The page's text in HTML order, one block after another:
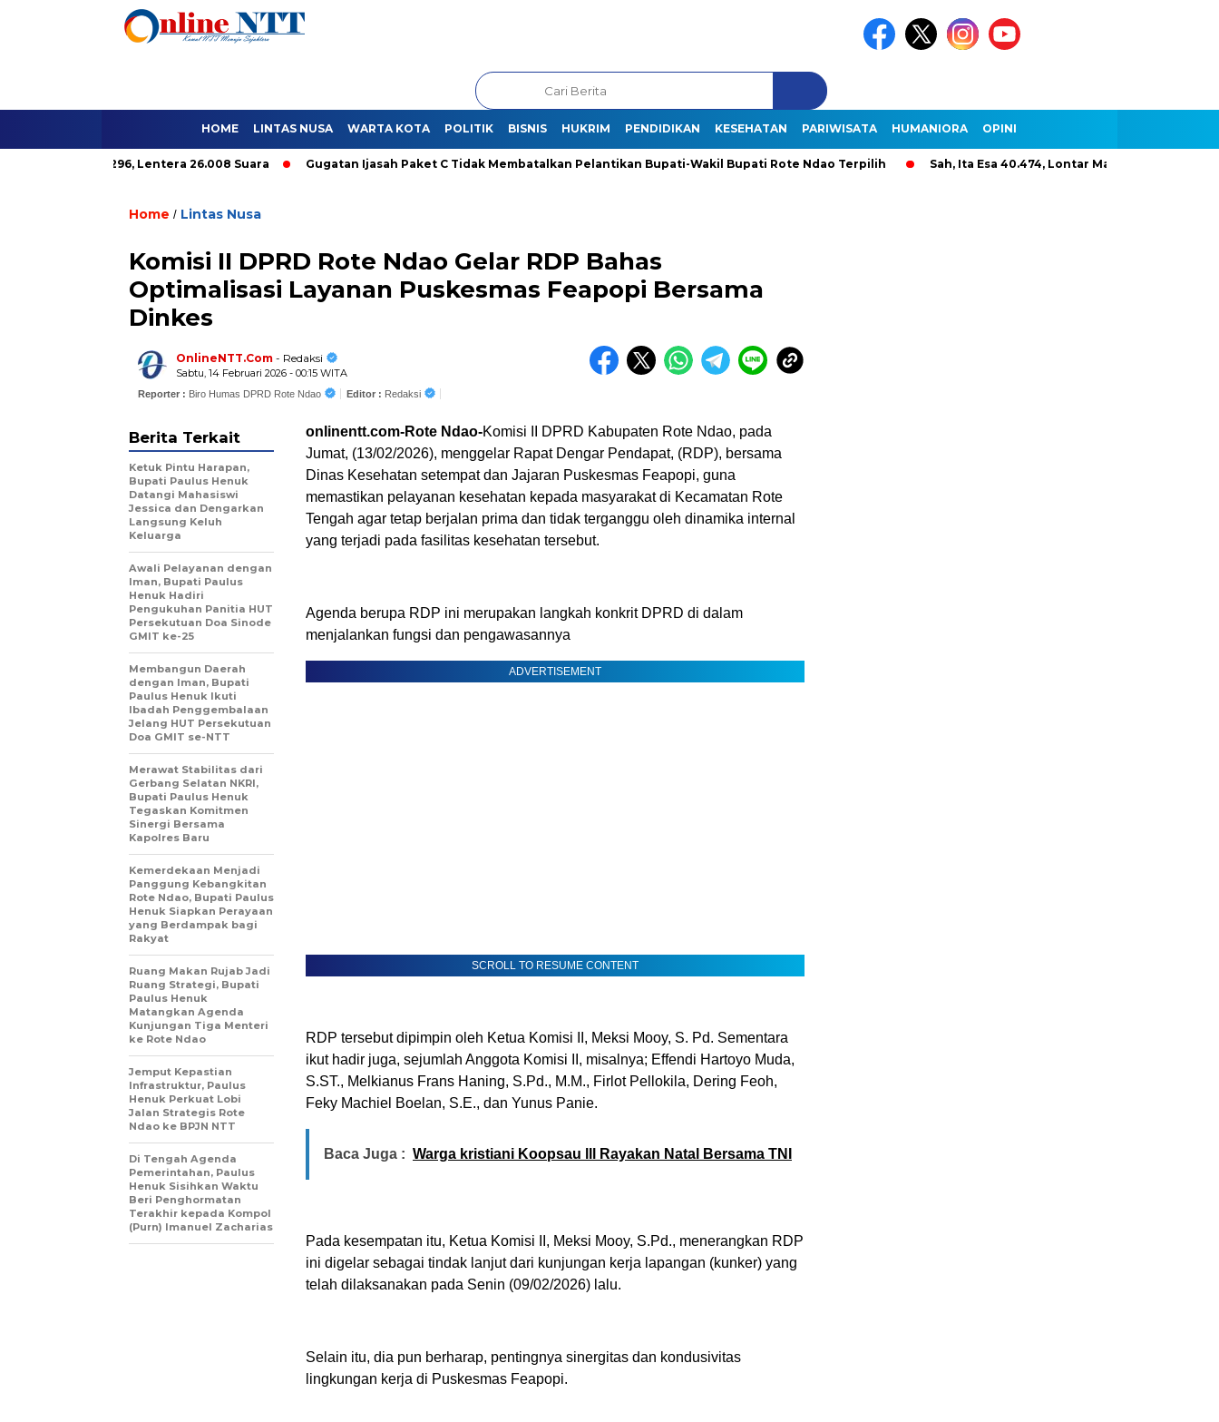
HOME LINTAS NUSA WARTA KOTA POLITIK BISNIS HUKRIM PENDIDIKAN KESEHATAN PARIWISATA HUMANIORA OPINI
Hanya 9.296, Lentera 26.008 Suara Gugatan Ijasah Paket C Tidak Membatalkan Pelantikan Bupati-Wakil Bupati Rote Ndao Terpilih Sah, Ita Esa 40.474, Lontar Malole Hanya 9.296,
Home / Lintas Nusa
Komisi II DPRD Rote Ndao Gelar RDP Bahas
Optimalisasi Layanan Puskesmas Feapopi Bersama
Dinkes
OnlineNTT.Com - Redaksi
Sabtu, 14 Februari 2026 - 00:15 WITA
Reporter : Biro Humas DPRD Rote Ndao Editor : Redaksi
onlinentt.com-Rote Ndao-Komisi II DPRD Kabupaten Rote Ndao, pada
Jumat, (13/02/2026), menggelar Rapat Dengar Pendapat, (RDP), bersama
Dinas Kesehatan setempat dan Jajaran Puskesmas Feapopi, guna
memastikan pelayanan kesehatan kepada masyarakat di Kecamatan Rote
Tengah agar tetap berjalan prima dan tidak terganggu oleh dinamika internal
yang terjadi pada fasilitas kesehatan tersebut.
​Agenda berupa RDP ini merupakan langkah konkrit DPRD di dalam
menjalankan fungsi dan pengawasannya
ADVERTISEMENT
SCROLL TO RESUME CONTENT
​RDP tersebut dipimpin oleh Ketua Komisi II, Meksi Mooy, S. Pd. Sementara
ikut hadir juga, sejumlah Anggota Komisi II, misalnya; Effendi Hartoyo Muda,
S.ST., Melkianus Frans Haning, S.Pd., M.M., Firlot Pellokila, Dering Feoh,
Feky Machiel Boelan, S.E., dan Yunus Panie.
Baca Juga : Warga kristiani Koopsau lll Rayakan Natal Bersama TNI
Pada kesempatan itu, ​Ketua Komisi II, Meksi Mooy, S.Pd., menerangkan RDP
ini digelar sebagai tindak lanjut dari kunjungan kerja lapangan (kunker) yang
telah dilaksanakan pada Senin (09/02/2026) lalu.
Selain itu, dia pun berharap, pentingnya sinergitas dan kondusivitas
lingkungan kerja di Puskesmas Feapopi.
Berita Terkait
Ketuk Pintu Harapan,
Bupati Paulus Henuk
Datangi Mahasiswi
Jessica dan Dengarkan
Langsung Keluh
Keluarga
Awali Pelayanan dengan
Iman, Bupati Paulus
Henuk Hadiri
Pengukuhan Panitia HUT
Persekutuan Doa Sinode
GMIT ke-25
Membangun Daerah
dengan Iman, Bupati
Paulus Henuk Ikuti
Ibadah Penggembalaan
Jelang HUT Persekutuan
Doa GMIT se-NTT
Merawat Stabilitas dari
Gerbang Selatan NKRI,
Bupati Paulus Henuk
Tegaskan Komitmen
Sinergi Bersama
Kapolres Baru
Kemerdekaan Menjadi
Panggung Kebangkitan
Rote Ndao, Bupati Paulus
Henuk Siapkan Perayaan
yang Berdampak bagi
Rakyat
Ruang Makan Rujab Jadi
Ruang Strategi, Bupati
Paulus Henuk
Matangkan Agenda
Kunjungan Tiga Menteri
ke Rote Ndao
Jemput Kepastian
Infrastruktur, Paulus
Henuk Perkuat Lobi
Jalan Strategis Rote
Ndao ke BPJN NTT
Di Tengah Agenda
Pemerintahan, Paulus
Henuk Sisihkan Waktu
Beri Penghormatan
Terakhir kepada Kompol
(Purn) Imanuel Zacharias